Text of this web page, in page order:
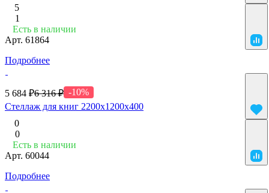
5
1
Есть в наличии
Арт. 61864
Подробнее
5 684 ₽6 316 ₽ -10%
Cтеллаж для книг 2200х1200х400
0
0
Есть в наличии
Арт. 60044
Подробнее